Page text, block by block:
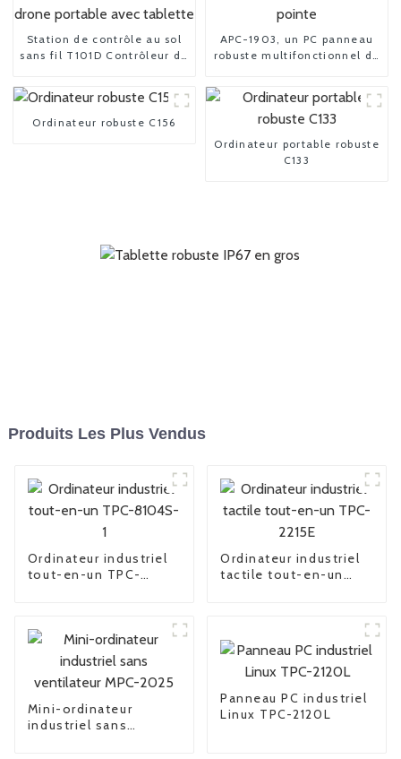
Station de contrôle au sol
sans fil T101D Contrôleur de
APC-1903, un PC panneau
robuste multifonctionnel de
Ordinateur robuste C156
Ordinateur portable robuste
C133
Produits Les Plus Vendus
Ordinateur industriel
tout-en-un TPC-
Ordinateur industriel
tactile tout-en-un
Mini-ordinateur
industriel sans
Panneau PC industriel
Linux TPC-2120L